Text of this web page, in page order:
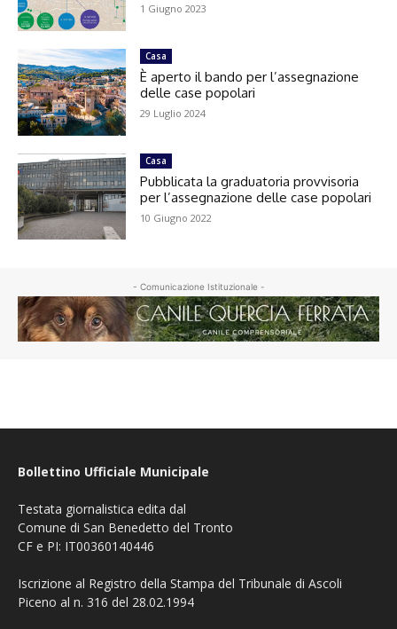
1 Giugno 2023
Casa
È aperto il bando per l’assegnazione
delle case popolari
29 Luglio 2024
Casa
Pubblicata la graduatoria provvisoria
per l’assegnazione delle case popolari
10 Giugno 2022
- Comunicazione Istituzionale -
Bollettino Ufficiale Municipale
Testata giornalistica edita dal
Comune di San Benedetto del Tronto
CF e PI: IT00360140446
Iscrizione al Registro della Stampa del Tribunale di Ascoli
Piceno al n. 316 del 28.02.1994